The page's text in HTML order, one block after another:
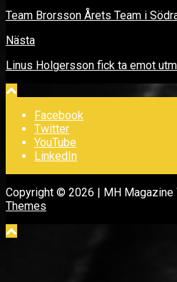
Team Brorsson Årets Team i
Nästa
Linus Holgersson fick ta emot
Facebook
Twitter
YouTube
LinkedIn
Copyright © 2026 | MH
Themes